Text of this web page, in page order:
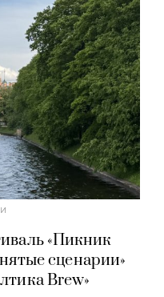
«Пикник
сценарии»
Brew»